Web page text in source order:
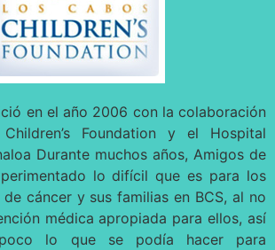
en el año 2006 con la colaboración
Foundation y el Hospital
Durante muchos años, Amigos de
lo difícil que es para los
cáncer y sus familias en BCS, al no
médica apropiada para ellos, así
lo que se podía hacer para